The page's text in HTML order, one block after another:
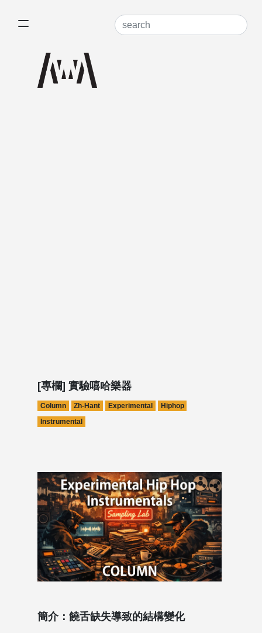
[專欄] 實驗嘻哈樂器
Column Zh-Hant Experimental
Hiphop
Instrumental
簡介：饒舌缺失導致的結構變化